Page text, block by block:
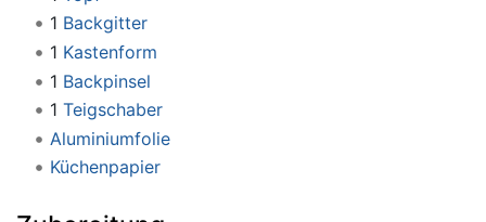
1 Backgitter
1 Kastenform
1 Backpinsel
1 Teigschaber
Aluminiumfolie
Küchenpapier